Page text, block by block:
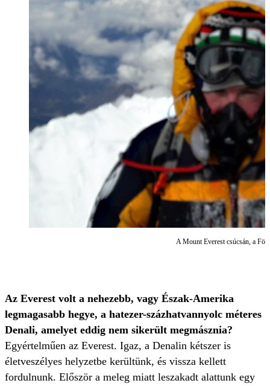
A Mount Everest csúcsán, a
Az Everest volt a nehezebb, vagy Észak-Amerika
legmagasabb hegye, a hatezer-százhatvannyolc méteres
Denali, amelyet eddig nem sikerült megmásznia?
Egyértelműen az Everest. Igaz, a Denalin kétszer is
életveszélyes helyzetbe kerültünk, és vissza kellett
fordulnunk. Először a meleg miatt leszakadt alattunk egy